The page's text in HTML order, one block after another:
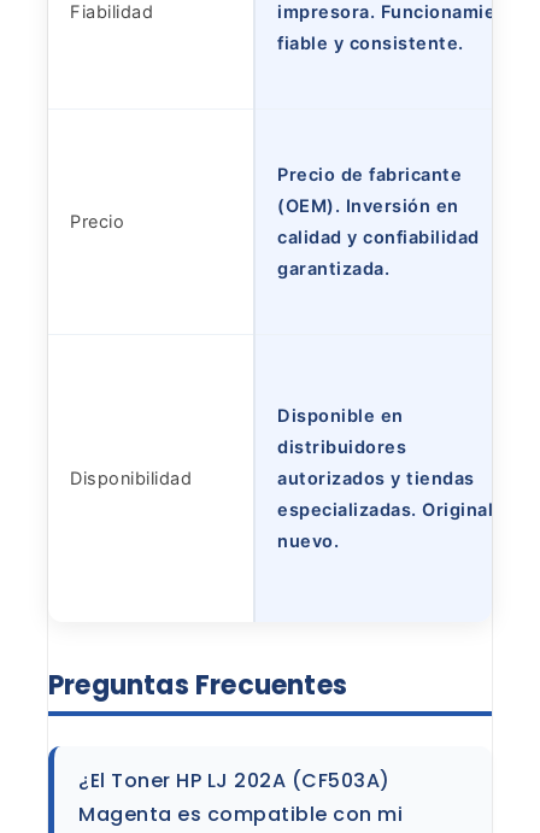
Fiabilidad
impresora. Funcionamiento
fiable y consistente.
Precio
Precio de fabricante
(OEM). Inversión en
calidad y confiabilidad
garantizada.
Disponibilidad
Disponible en
distribuidores
autorizados y tiendas
especializadas. Original y
nuevo.
Preguntas Frecuentes
¿El Toner HP LJ 202A (CF503A)
Magenta es compatible con mi